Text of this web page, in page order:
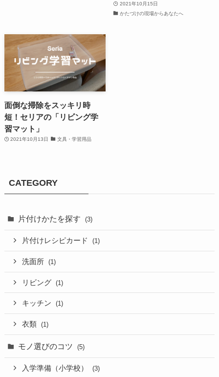
2021年10月15日
かたづけの現場からあなたへ
面倒な掃除をスッキリ時
短！セリアの「リビング学
習マット」
2021年10月13日 文具・学習用品
CATEGORY
片付けかたを探す (3)
片付けレシピカード (1)
洗面所 (1)
リビング (1)
キッチン (1)
衣類 (1)
モノ選びのコツ (5)
入学準備（小学校） (3)